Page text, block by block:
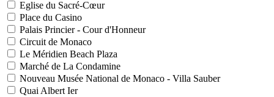
Eglise du Sacré-Cœur
Place du Casino
Palais Princier - Cour d'Honneur
Circuit de Monaco
Le Méridien Beach Plaza
Marché de La Condamine
Nouveau Musée National de Monaco - Villa Sauber
Quai Albert Ier